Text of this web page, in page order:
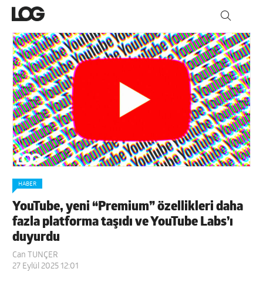
HABER
YouTube, yeni “Premium” özellikleri daha
fazla platforma taşıdı ve YouTube Labs’ı
duyurdu
Can TUNÇER
27 Eylül 2025 12:01